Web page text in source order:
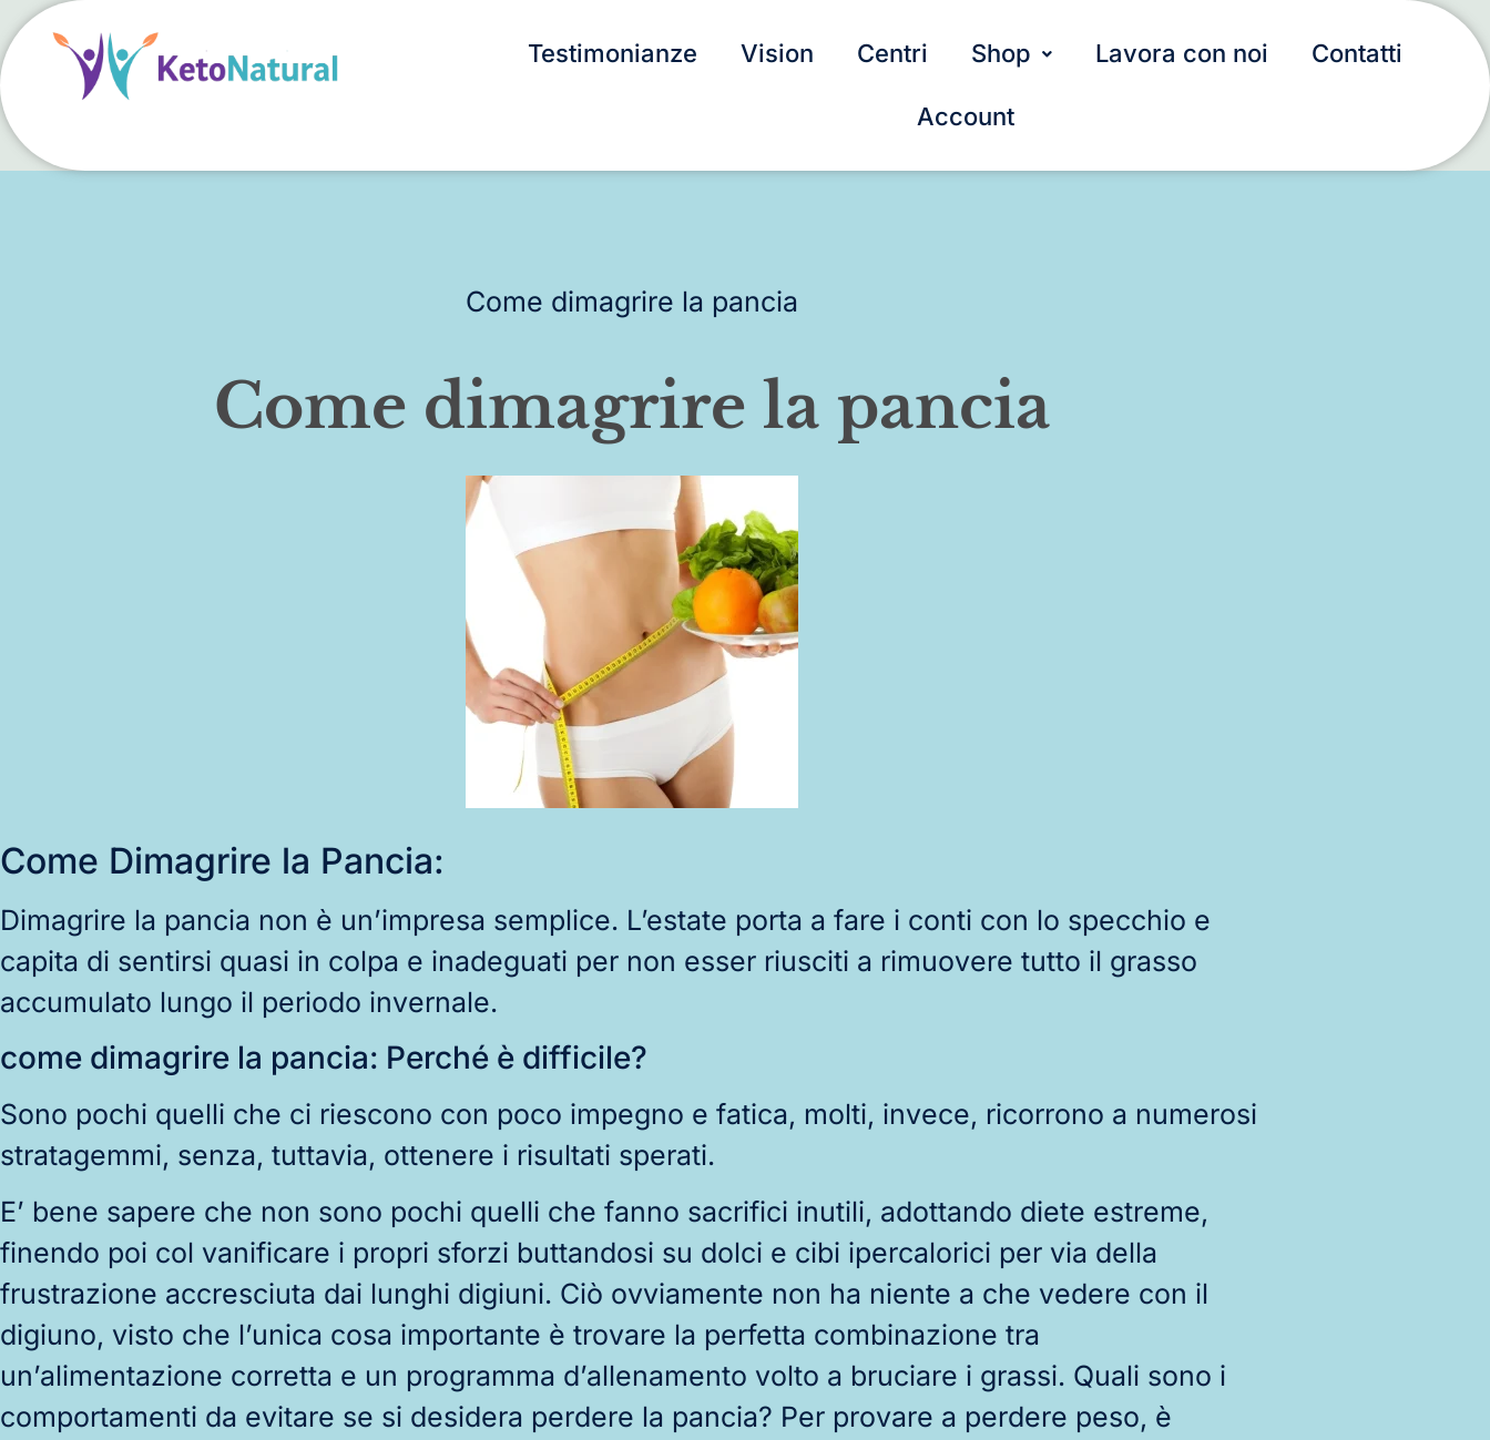
Testimonianze Vision Centri Shop Lavora con noi Contatti
Account
Come dimagrire la pancia
Come dimagrire la pancia
Come Dimagrire la Pancia:
Dimagrire la pancia non è un’impresa semplice. L’estate porta a fare i conti con lo specchio e
capita di sentirsi quasi in colpa e inadeguati per non esser riusciti a rimuovere tutto il grasso
accumulato lungo il periodo invernale.
come dimagrire la pancia: Perché è difficile?
Sono pochi quelli che ci riescono con poco impegno e fatica, molti, invece, ricorrono a numerosi
stratagemmi, senza, tuttavia, ottenere i risultati sperati.
E’ bene sapere che non sono pochi quelli che fanno sacrifici inutili, adottando diete estreme,
finendo poi col vanificare i propri sforzi buttandosi su dolci e cibi ipercalorici per via della
frustrazione accresciuta dai lunghi digiuni. Ciò ovviamente non ha niente a che vedere con il
digiuno, visto che l’unica cosa importante è trovare la perfetta combinazione tra
un’alimentazione corretta e un programma d’allenamento volto a bruciare i grassi. Quali sono i
comportamenti da evitare se si desidera perdere la pancia? Per provare a perdere peso, è